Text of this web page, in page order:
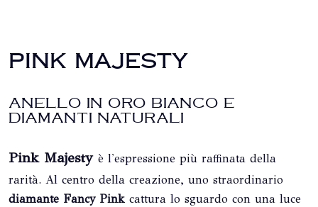
PINK MAJESTY
ANELLO IN ORO BIANCO E
DIAMANTI NATURALI
Pink Majesty è l'espressione più raffinata della
rarità. Al centro della creazione, uno straordinario
diamante Fancy Pink cattura lo sguardo con una luce